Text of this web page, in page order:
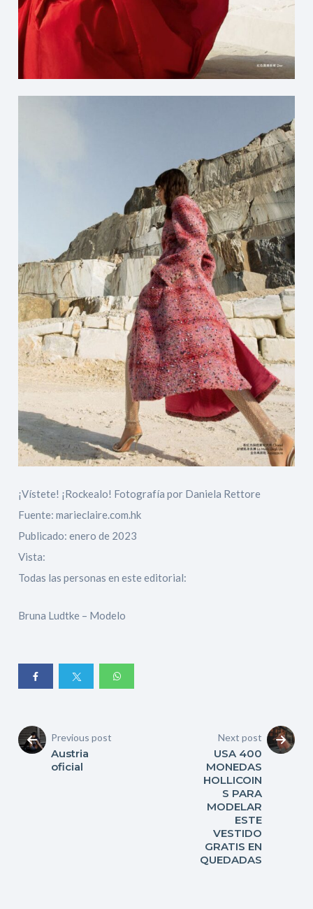
¡Vístete! ¡Rockealo! Fotografía por Daniela Rettore
Fuente: marieclaire.com.hk
Publicado: enero de 2023
Vista:
Todas las personas en este editorial:
Bruna Ludtke – Modelo
Previous post
Austria
oficial
Next post
USA 400
MONEDAS
HOLLICOIN
S PARA
MODELAR
ESTE
VESTIDO
GRATIS EN
QUEDADAS